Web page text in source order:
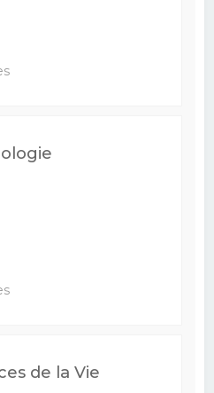
de la Vie